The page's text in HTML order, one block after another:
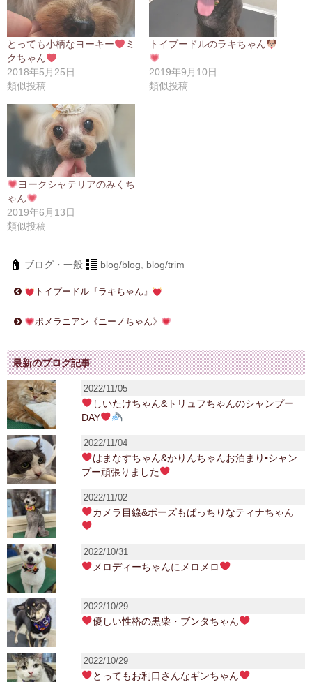
とっても小柄なヨーキー
ミ
クちゃん
2018年5月25日
類似投稿
トイプードルのラキちゃん
2019年9月10日
類似投稿
ヨークシャテリアのみくち
ゃん
2019年6月13日
類似投稿
ブログ・一般 blog/blog, blog/trim
トイプードル『ラキちゃん』
ポメラニアン《ニーノちゃん》
最新のブログ記事
2022/11/05
しいたけちゃん&トリュフちゃんのシャンプー
DAY
2022/11/04
はまなすちゃん&かりんちゃんお泊まり•シャン
プー頑張りました
2022/11/02
カメラ目線&ポーズもばっちりなティナちゃん
2022/10/31
メロディーちゃんにメロメロ
2022/10/29
優しい性格の黒柴・ブンタちゃん
2022/10/29
とってもお利口さんなギンちゃん